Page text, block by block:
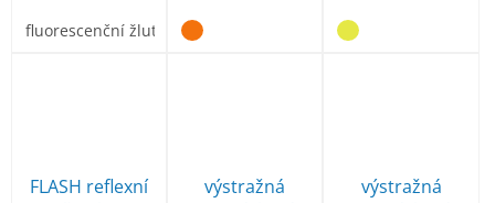
fluorescenční žlutá
FLASH reflexní
výstražná
výstražná